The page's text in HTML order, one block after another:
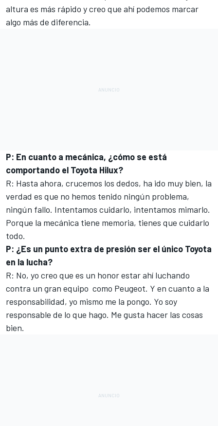
altura es más rápido y creo que ahí podemos marcar
algo más de diferencia.
P: En cuanto a mecánica, ¿cómo se está
comportando el Toyota Hilux?
R: Hasta ahora, crucemos los dedos, ha ido muy bien, la
verdad es que no hemos tenido ningún problema,
ningún fallo. Intentamos cuidarlo, intentamos mimarlo.
Porque la mecánica tiene memoria, tienes que cuidarlo
todo.
P: ¿Es un punto extra de presión ser el único Toyota
en la lucha?
R: No, yo creo que es un honor estar ahí luchando
contra un gran equipo como Peugeot. Y en cuanto a la
responsabilidad, yo mismo me la pongo. Yo soy
responsable de lo que hago. Me gusta hacer las cosas
bien.